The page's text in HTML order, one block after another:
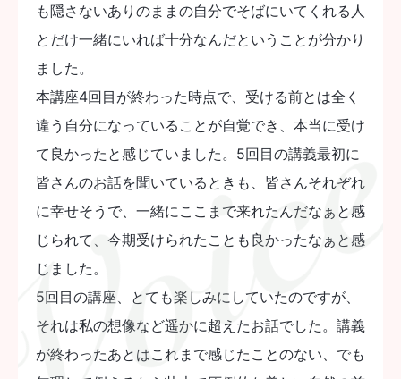
も隠さないありのままの自分でそばにいてくれる人
とだけ一緒にいれば十分なんだということが分かり
ました。
本講座4回目が終わった時点で、受ける前とは全く
違う自分になっていることが自覚でき、本当に受け
て良かったと感じていました。5回目の講義最初に
皆さんのお話を聞いているときも、皆さんそれぞれ
に幸せそうで、一緒にここまで来れたんだなぁと感
じられて、今期受けられたことも良かったなぁと感
じました。
5回目の講座、とても楽しみにしていたのですが、
それは私の想像など遥かに超えたお話でした。講義
が終わったあとはこれまで感じたことのない、でも